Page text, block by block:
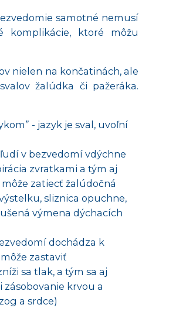
samotné nemusí
komplikácie, ktoré môžu
nielen na končatinách, ale
žalúdka či pažeráka.
- jazyk je sval, uvoľní
v bezvedomí vdýchne
zvratkami a tým aj
zatiecť žalúdočná
sliznica opuchne,
výmena dýchacích
dochádza k
zastaviť
sa tlak, a tým sa aj
krvou a
a srdce)